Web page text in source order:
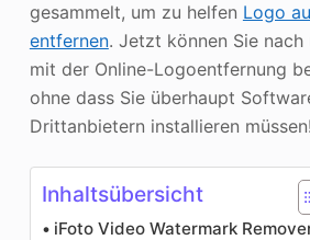
gesammelt, um zu helfen Logo
entfernen. Jetzt können Sie
mit der Online-Logoentfernung
ohne dass Sie überhaupt
Drittanbietern installieren müssen!
Inhaltsübersicht
iFoto Video Watermark